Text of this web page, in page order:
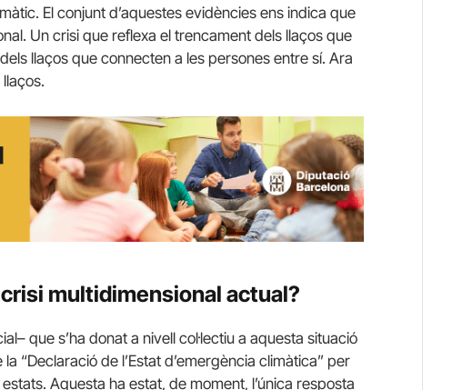
El conjunt d’aquestes evidències ens indica que
Un crisi que reflexa el trencament dels llaços que
llaços que connecten a les persones entre sí. Ara
multidimensional actual?
que s’ha donat a nivell col·lectiu a aquesta situació
“Declaració de l’Estat d’emergència climàtica” per
Aquesta ha estat, de moment, l’única resposta